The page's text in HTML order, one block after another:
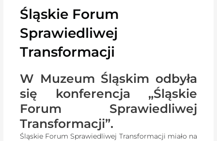
Śląskie Forum
Sprawiedliwej
Transformacji
W Muzeum Śląskim odbyła
się konferencja „Śląskie
Forum Sprawiedliwej
Transformacji”.
Śląskie Forum Sprawiedliwej Transformacji miało na